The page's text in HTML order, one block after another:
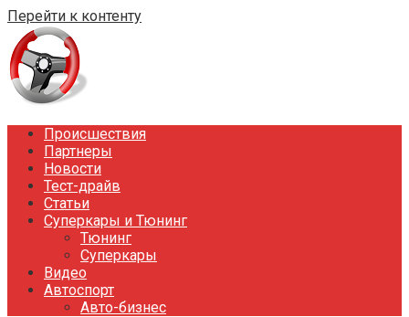
Перейти к контенту
Происшествия
Партнеры
Новости
Тест-драйв
Статьи
Суперкары и Тюнинг
Тюнинг
Суперкары
Видео
Автоспорт
Авто-бизнес